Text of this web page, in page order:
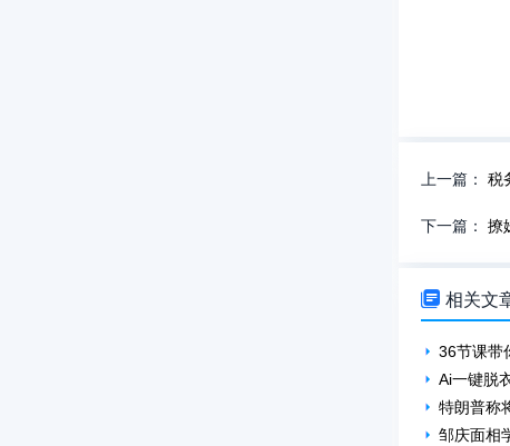
上一篇：税
下一篇：撩
 相关文
36节课带
Ai一键脱
特朗普称
邹庆面相